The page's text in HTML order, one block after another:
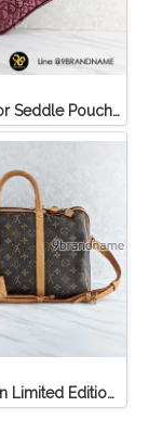
Christian Dior Seddle Pouch Accessory Hand Bag
Louis Vuitton Limited Edition Monogram Canvas Sofia Coppola SC Bag